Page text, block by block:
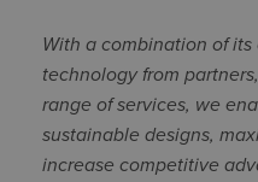
With a combination of its
technology from
range of services, we
sustainable designs,
increase competitive